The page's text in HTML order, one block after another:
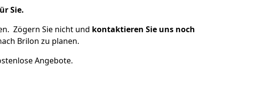
Sie.
Zögern Sie nicht und kontaktieren Sie uns noch
Brilon zu planen.
Angebote.